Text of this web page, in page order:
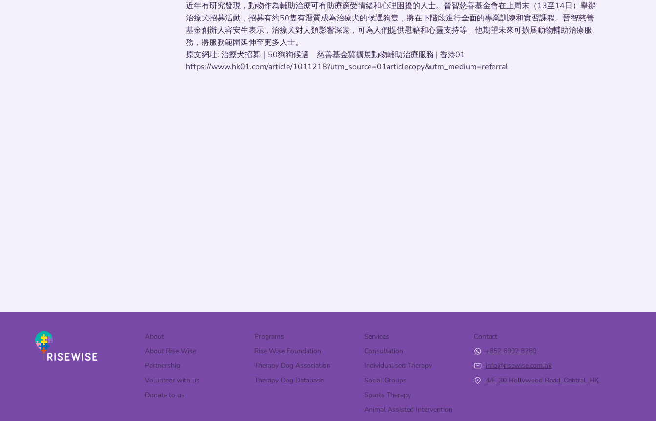
近年有研究發現，動物作為輔助治療可有助療癒受情緒和心理困擾的人士。晉智慈善基金會在上周末（13至14日）舉辦
治療犬招募活動，招募有約50隻有潛質成為治療犬的候選狗隻，將在下階段進行全面的專業訓練和實習課程。晉智慈善
基金創辦人容安生表示，治療犬對人類影響深遠，可為人們提供慰藉和心靈支持等，他期望未來可擴展動物輔助治療服
務，將服務範圍延伸至更多人士。
原文網址: 治療犬招募｜50狗狗候選 慈善基金冀擴展動物輔助治療服務 | 香港01
https://www.hk01.com/article/1011218?utm_source=01articlecopy&utm_medium=referral
About
About Rise Wise
Partnership
Volunteer with us
Donate to us
Programs
Rise Wise Foundation
Therapy Dog Association
Therapy Dog Database
Services
Consultation
Individualised Therapy
Social Groups
Sports Therapy
Animal Assisted Intervention
Contact
+852 6902 8280
4/F, 30 Hollywood Road, Central, HK
info@risewise.com.hk